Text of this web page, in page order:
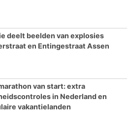
deelt beelden van explosies
en Entingestraat Assen
van start: extra
in Nederland en
vakantielanden